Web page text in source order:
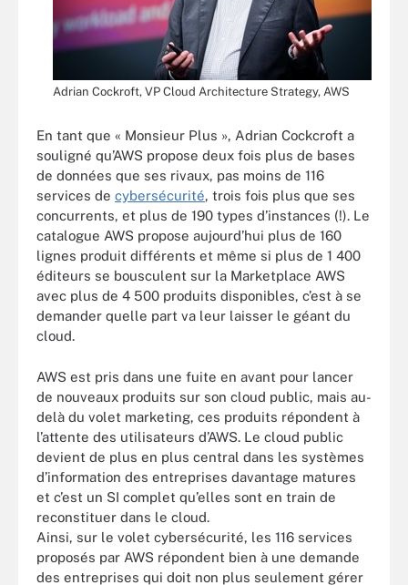
Adrian Cockroft, VP Cloud Architecture Strategy, AWS
En tant que « Monsieur Plus », Adrian Cockcroft a
souligné qu’AWS propose deux fois plus de bases
de données que ses rivaux, pas moins de 116
services de cybersécurité, trois fois plus que ses
concurrents, et plus de 190 types d’instances (!). Le
catalogue AWS propose aujourd’hui plus de 160
lignes produit différents et même si plus de 1 400
éditeurs se bousculent sur la Marketplace AWS
avec plus de 4 500 produits disponibles, c’est à se
demander quelle part va leur laisser le géant du
cloud.
AWS est pris dans une fuite en avant pour lancer
de nouveaux produits sur son cloud public, mais au-
delà du volet marketing, ces produits répondent à
l’attente des utilisateurs d’AWS. Le cloud public
devient de plus en plus central dans les systèmes
d’information des entreprises davantage matures
et c’est un SI complet qu’elles sont en train de
reconstituer dans le cloud.
Ainsi, sur le volet cybersécurité, les 116 services
proposés par AWS répondent bien à une demande
des entreprises qui doit non plus seulement gérer